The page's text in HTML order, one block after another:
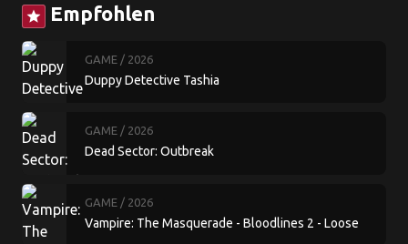
star Empfohlen
GAME / 2026
Duppy Detective Tashia
GAME / 2026
Dead Sector: Outbreak
GAME / 2026
Vampire: The Masquerade - Bloodlines 2 - Loose